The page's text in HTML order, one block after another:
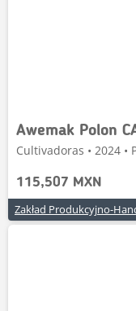
Awemak Polon
Cultivadoras • 2024 •
115,507 MXN